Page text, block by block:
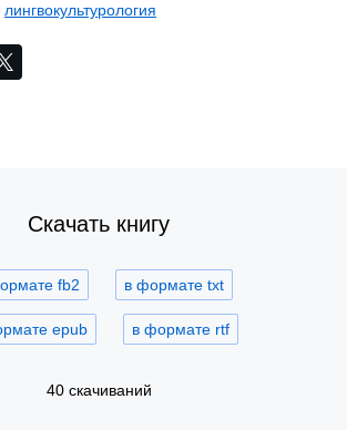
лингвокультурология
Скачать книгу
fb2 в формате txt
epub в формате rtf
40 скачиваний